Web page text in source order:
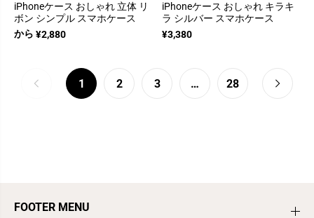
iPhoneケース おしゃれ 立体 リ
ボン シンプル スマホケース
から ¥2,880
iPhoneケース おしゃれ キラキ
ラ シルバー スマホケース
¥3,380
1 2 3 … 28
FOOTER MENU